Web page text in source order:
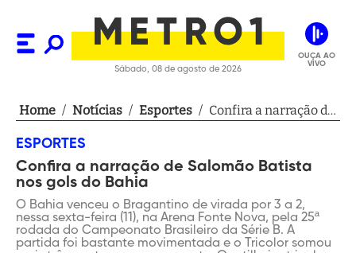
Sábado, 08 de agosto de 2026
OUÇA AO
VIVO
Home / Notícias / Esportes / Confira a narração de
ESPORTES
Confira a narração de Salomão Batista
nos gols do Bahia
O Bahia venceu o Bragantino de virada por 3 a 2,
nessa sexta-feira (11), na Arena Fonte Nova, pela 25ª
rodada do Campeonato Brasileiro da Série B. A
partida foi bastante movimentada e o Tricolor somou